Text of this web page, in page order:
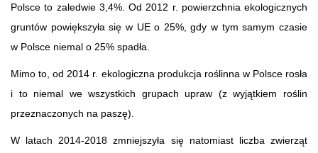
Polsce to zaledwie 3,4%. Od 2012 r. powierzchnia ekologicznych
gruntów powiększyła się w UE o 25%, gdy w tym samym czasie
w Polsce niemal o 25% spadła.
Mimo to, od 2014 r. ekologiczna produkcja roślinna w Polsce rosła
i to niemal we wszystkich grupach upraw (z wyjątkiem roślin
przeznaczonych na paszę).
W latach 2014-2018 zmniejszyła się natomiast liczba zwierząt